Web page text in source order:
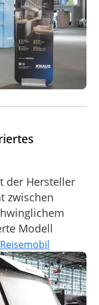
der Hersteller
zwischen
Modell